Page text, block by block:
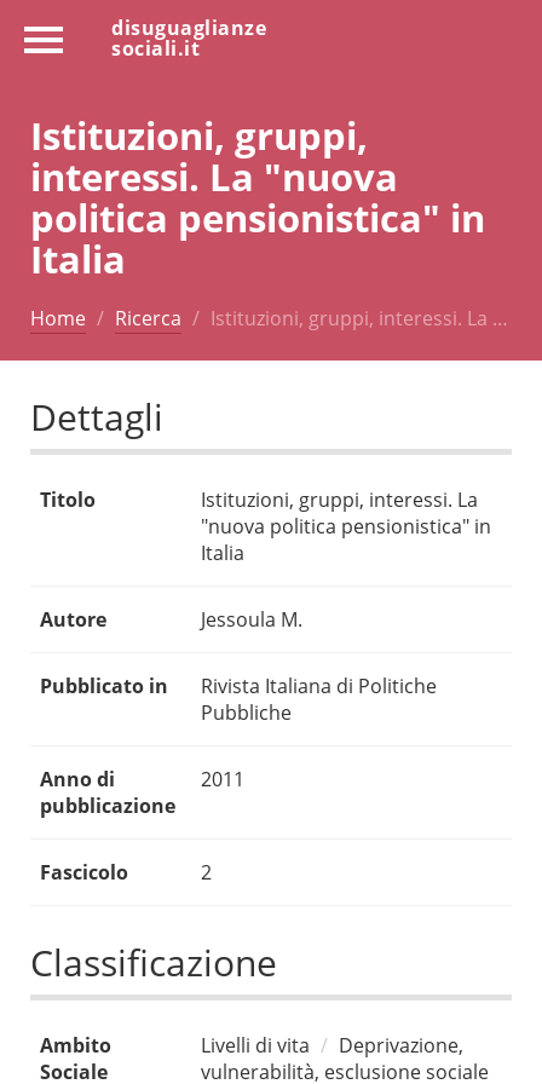
disuguaglianze
sociali.it
Istituzioni, gruppi,
interessi. La "nuova
politica pensionistica" in
Italia
Home Ricerca Istituzioni, gruppi, interessi. La …
Dettagli
Titolo
Istituzioni, gruppi, interessi. La
"nuova politica pensionistica" in
Italia
Autore Jessoula M.
Pubblicato in
Rivista Italiana di Politiche
Pubbliche
Anno di
pubblicazione
2011
Fascicolo 2
Classificazione
Ambito
Sociale
Livelli di vita
Deprivazione,
vulnerabilità, esclusione sociale